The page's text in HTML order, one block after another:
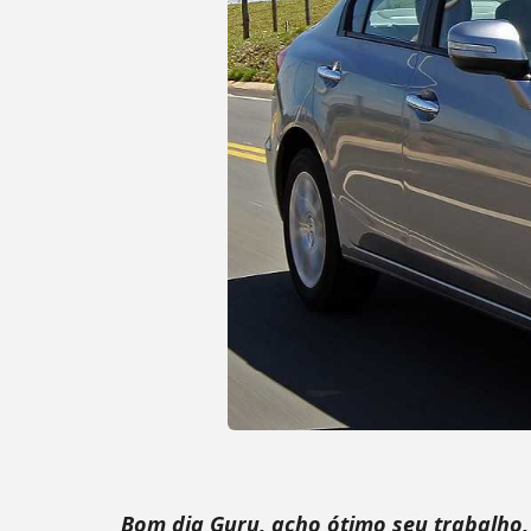
Bom dia Guru, acho ótimo seu